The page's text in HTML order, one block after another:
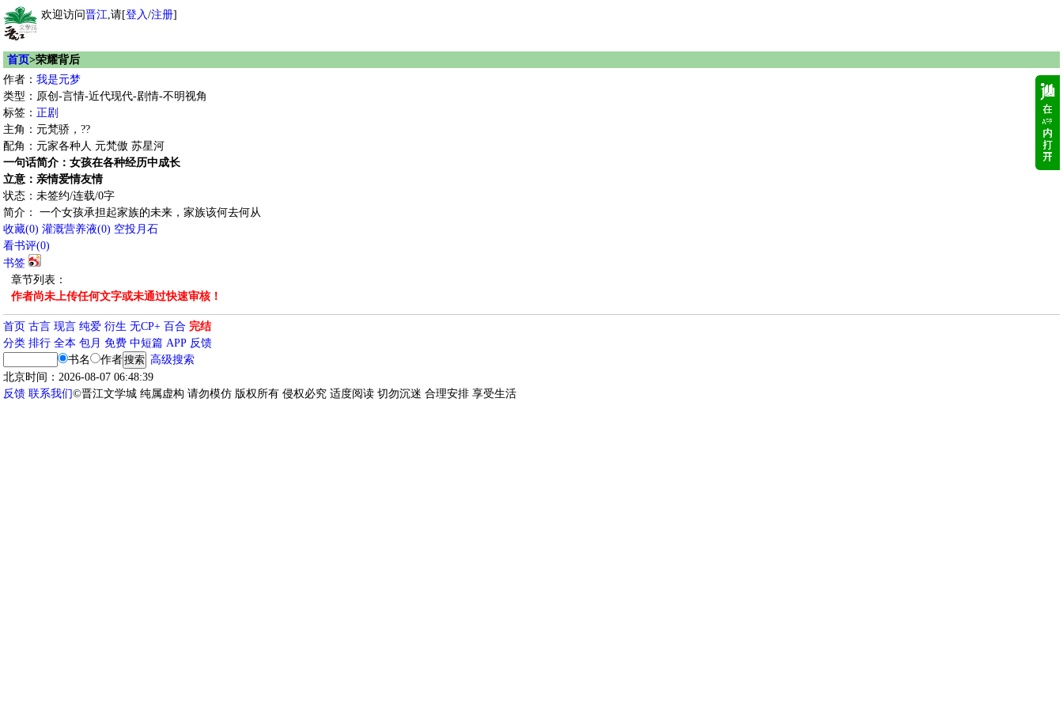
欢迎访问晋江,请[登入/注册]
首页>荣耀背后
作者： 我是元梦
类型：原创-言情-近代现代-剧情-不明视角
标签： 正剧
主角：元梵骄，??
配角：元家各种人 元梵傲 苏星河
一句话简介：女孩在各种经历中成长
立意：亲情爱情友情
状态：未签约/连载/0字
简介： 一个女孩承担起家族的未来，家族该何去何从
收藏(0) 灌溉营养液(0) 空投月石
看书评(0)
书签
章节列表：
作者尚未上传任何文字或未通过快速审核！
首页 古言 现言 纯爱 衍生 无CP+ 百合 完结
分类 排行 全本 包月 免费 中短篇 APP 反馈
书名
作者
高级搜索
北京时间：2026-08-07 06:48:39
反馈 联系我们©晋江文学城 纯属虚构 请勿模仿 版权所有 侵权必究 适度阅读 切勿沉迷 合理安排 享受生活